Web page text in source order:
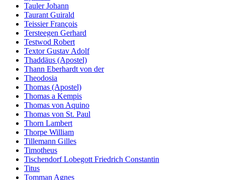
Tauler Johann
Taurant Guirald
Teissier François
Tersteegen Gerhard
Testwod Robert
Textor Gustav Adolf
Thaddäus (Apostel)
Thann Eberhardt von der
Theodosia
Thomas (Apostel)
Thomas a Kempis
Thomas von Aquino
Thomas von St. Paul
Thorn Lambert
Thorpe William
Tillemann Gilles
Timotheus
Tischendorf Lobegott Friedrich Constantin
Titus
Tomman Agnes